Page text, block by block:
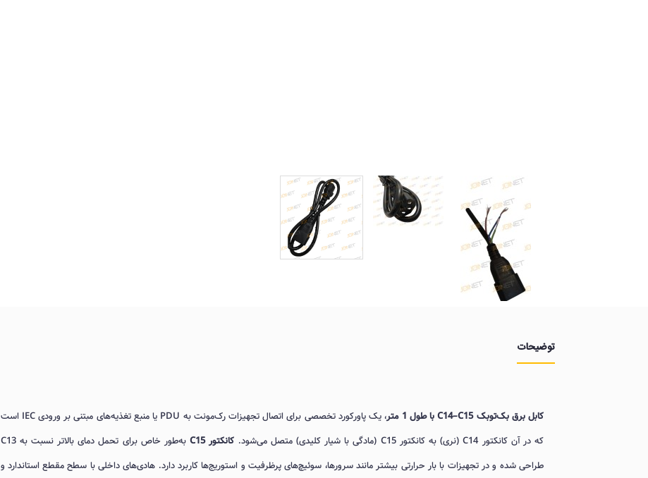
توضیحات
کابل برق بک‌تو‌بک C14–C15 با طول 1 متر
، یک پاورکورد تخصصی برای اتصال تجهیزات رک‌مونت به PDU یا منبع تغذیه‌های مبتنی بر ورودی IEC است
که در آن کانکتور C14 (نری) به کانکتور C15 (مادگی با شیار کلیدی) متصل می‌شود.
کانکتور C15
به‌طور خاص برای تحمل دمای بالاتر نسبت به C13
طراحی شده و در تجهیزات با بار حرارتی بیشتر مانند سرورها، سوئیچ‌های پرظرفیت و استوریج‌ها کاربرد دارد. هادی‌های داخلی با سطح مقطع استاندارد و